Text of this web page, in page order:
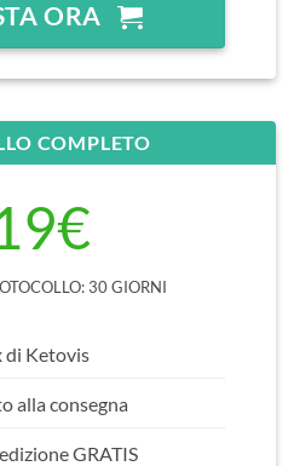
ORA
COMPLETO
30 GIORNI
di Ketovis
alla consegna
GRATIS